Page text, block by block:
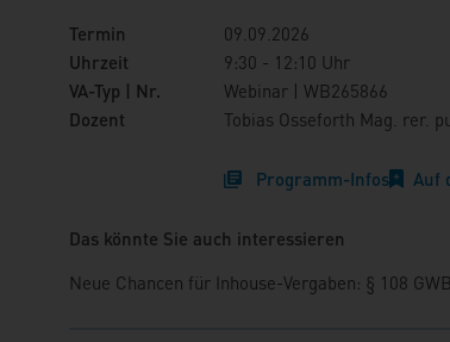
Termin
09.09.2026
Uhrzeit
9:30 - 12:10 Uhr
VA-Typ | Nr.
Webinar | WB265866
Dozent
Tobias Osseforth Mag. rer.
Programm-Infos Auf
Das könnte Sie auch interessieren
Neue Chancen für Inhouse-Vergaben: § 108